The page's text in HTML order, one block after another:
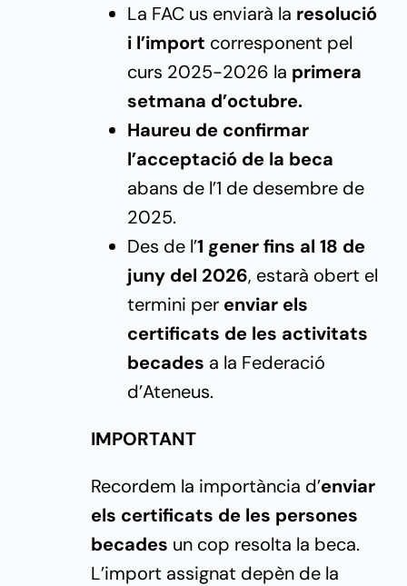
La FAC us enviarà la resolució
i l’import corresponent pel
curs 2025-2026 la primera
setmana d’octubre.
Haureu de confirmar
l’acceptació de la beca
abans de l’1 de desembre de
2025.
Des de l’1 gener fins al 18 de
juny del 2026, estarà obert el
termini per enviar els
certificats de les activitats
becades a la Federació
d’Ateneus.
IMPORTANT
Recordem la importància d’enviar
els certificats de les persones
becades un cop resolta la beca.
L’import assignat depèn de la